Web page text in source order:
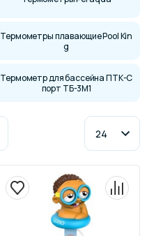
Термометры плавающие Pool Kin
g
Термометр для бассейна ПТК-С
порт ТБ-3М1